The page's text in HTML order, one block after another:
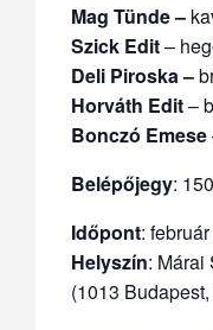
Mag Tünde –
Szick Edit–
Deli Piroska –
Horváth Edit–
Bonczó Emese
Belépőjegy:
Időpont: f
Helyszín: Márai
(1013